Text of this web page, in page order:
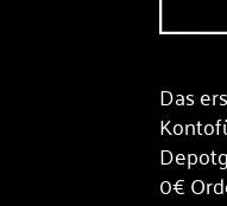
Das
0€